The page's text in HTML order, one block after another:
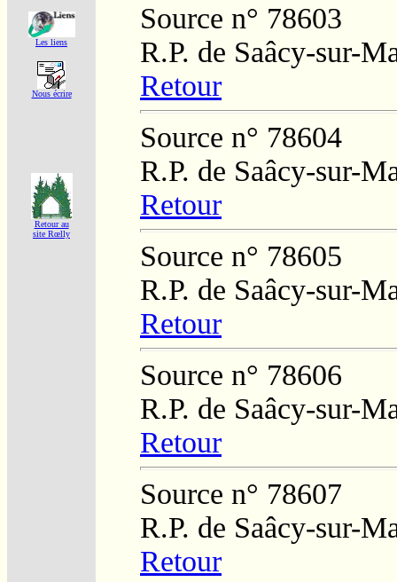
Les liens
Nous écrire
Retour au
site Rœlly
Source n° 78603
R.P. de Saâcy-sur-
Retour
Source n° 78604
R.P. de Saâcy-sur-
Retour
Source n° 78605
R.P. de Saâcy-sur-
Retour
Source n° 78606
R.P. de Saâcy-sur-
Retour
Source n° 78607
R.P. de Saâcy-sur-
Retour